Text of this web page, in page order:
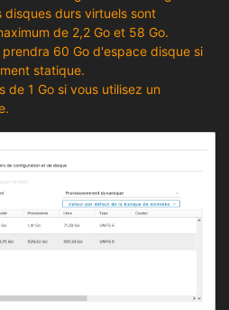
disques durs virtuels sont
de 2,2 Go et 58 Go.
60 Go d'espace disque si
statique.
de 1 Go si vous utilisez un